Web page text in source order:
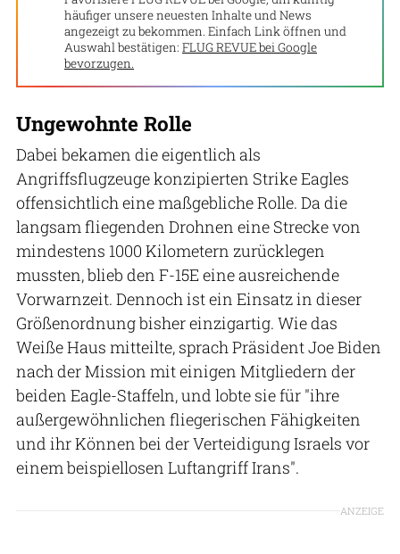
häufiger unsere neuesten Inhalte und News
angezeigt zu bekommen. Einfach Link öffnen und
Auswahl bestätigen: FLUG REVUE bei Google
bevorzugen.
Ungewohnte Rolle
Dabei bekamen die eigentlich als
Angriffsflugzeuge konzipierten Strike Eagles
offensichtlich eine maßgebliche Rolle. Da die
langsam fliegenden Drohnen eine Strecke von
mindestens 1000 Kilometern zurücklegen
mussten, blieb den F-15E eine ausreichende
Vorwarnzeit. Dennoch ist ein Einsatz in dieser
Größenordnung bisher einzigartig. Wie das
Weiße Haus mitteilte, sprach Präsident Joe Biden
nach der Mission mit einigen Mitgliedern der
beiden Eagle-Staffeln, und lobte sie für "ihre
außergewöhnlichen fliegerischen Fähigkeiten
und ihr Können bei der Verteidigung Israels vor
einem beispiellosen Luftangriff Irans".
ANZEIGE